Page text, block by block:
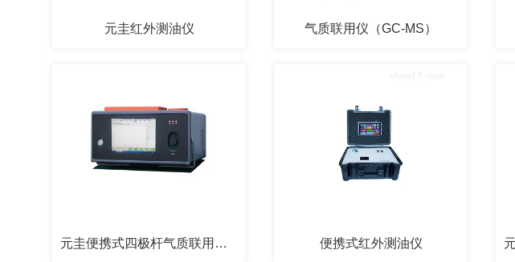
元圭红外测油仪 气质联用仪（GC-MS）
元圭便携式四极杆气质联用仪GC-MS 便携式红外测油仪